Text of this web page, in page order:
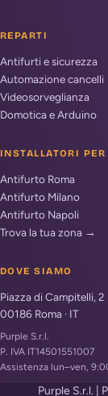
REPARTI
Antifurti e sicurezza
Automazione cancelli
Videosorveglianza
Domotica e Arduino
INSTALLATORI PER
Antifurto Roma
Antifurto Milano
Antifurto Napoli
Trova la tua zona →
DOVE SIAMO
Piazza di Campitelli, 2
00186 Roma · IT
Purple S.r.l.
P. IVA IT14501551007
Assistenza lun–ven,
Purple S.r.l. |